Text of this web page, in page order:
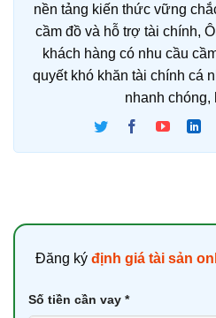
nền tảng kiến thức vững
cầm đồ và hỗ trợ tài chính,
khách hàng có nhu cầu
quyết khó khăn tài chính cá
nhanh chóng,
Đăng ký định giá tài sản
Số tiền cần vay *